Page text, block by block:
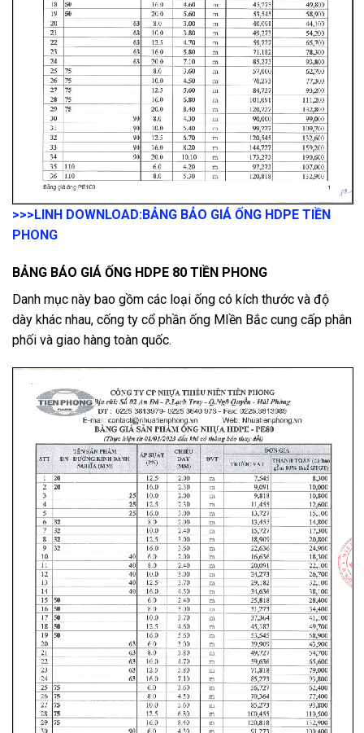
>>>LINH DOWNLOAD:BẢNG BẢO GIÁ ỐNG HDPE TIỀN
PHONG
BẢNG BÁO GIÁ ỐNG HDPE 80 TIỀN PHONG
Danh mục này bao gồm các loại ống có kích thước và độ
dày khác nhau, cống ty cổ phần ống MIền Bắc cung cấp phân
phối và giao hàng toàn quốc.